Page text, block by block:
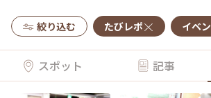
絞り込む たびレポ イベ
スポット 記事